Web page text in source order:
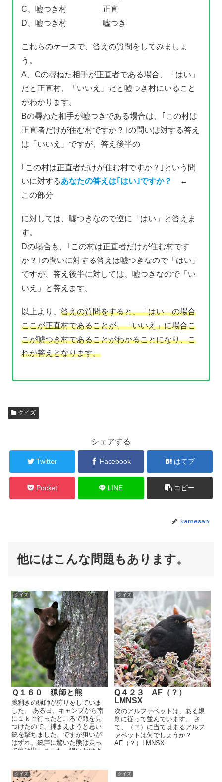
C、嘘つき村 正直
D、嘘つき村 嘘つき
これらのケースで、答えの質問をしてみましょ
う。
A、Cの尋ねた相手が正直者である場合、「はい」
だと正直村、「いいえ」だと嘘つき村にいること
がわかります。
Bの尋ねた相手が嘘つきである場合は、｢この村は
正直者だけが住む村ですか？｣の問いは対する答え
は「いいえ」ですが、答え後半の
｢この村は正直者だけが住む村ですか？｣という問
いに対するあなたの答えは｢はい｣ですか？
←
この部分
に対しては、嘘つきなので逆に「はい」と答えま
す。
Dの場合も、｢この村は正直者だけが住む村です
か？｣の問いに対する答えは嘘つきなので「はい」
ですが、答え後半に対しては、嘘つきなので「い
いえ」と答えます。
以上より、答えの質問をすると、「はい」の場合
ここが正直村であることが、「いいえ」に場合こ
こが嘘つき村であることがわかることになり、こ
れが答えとなります。
クイズ
シェアする
Twitter Facebook はてブ
Pocket LINE コピー
kamesan
他にはこんな問題もあります。
クイズ
Ｑ１６０ 猟師と熊
腕利きの猟師が狩りをしていま
した。 ある日、キャンプから南
に１ｋｍ行ったところで熊を見
つけたので、捕まえようと思い
銃を撃ちました。ですが狙いが
はずれ、銃声に驚いた熊は走っ
て逃げ出しました。追いかけよ
クイズ
Q４２３ AF（？）
LMNSX
次のアルファベットは、ある規
則に従って並んでいます。 さ
て、（？）に当てはまるアルフ
ァベットは何でしょうか？
AF（？）LMNSX
クイズ クイズ